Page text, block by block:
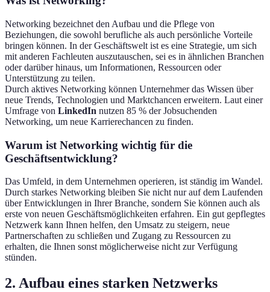
Networking bezeichnet den Aufbau und die Pflege von
Beziehungen, die sowohl berufliche als auch persönliche Vorteile
bringen können. In der Geschäftswelt ist es eine Strategie, um sich
mit anderen Fachleuten auszutauschen, sei es in ähnlichen Branchen
oder darüber hinaus, um Informationen, Ressourcen oder
Unterstützung zu teilen.
Durch aktives Networking können Unternehmer das Wissen über
neue Trends, Technologien und Marktchancen erweitern. Laut einer
Umfrage von LinkedIn nutzen 85 % der Jobsuchenden
Networking, um neue Karrierechancen zu finden.
Warum ist Networking wichtig für die
Geschäftsentwicklung?
Das Umfeld, in dem Unternehmen operieren, ist ständig im Wandel.
Durch starkes Networking bleiben Sie nicht nur auf dem Laufenden
über Entwicklungen in Ihrer Branche, sondern Sie können auch als
erste von neuen Geschäftsmöglichkeiten erfahren. Ein gut gepflegtes
Netzwerk kann Ihnen helfen, den Umsatz zu steigern, neue
Partnerschaften zu schließen und Zugang zu Ressourcen zu
erhalten, die Ihnen sonst möglicherweise nicht zur Verfügung
stünden.
2. Aufbau eines starken Netzwerks